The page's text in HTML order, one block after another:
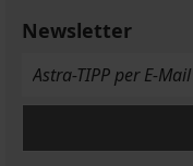
€Newsletter